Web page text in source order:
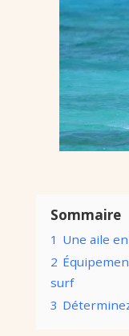
Sommaire
1 Une aile
2
surf
3